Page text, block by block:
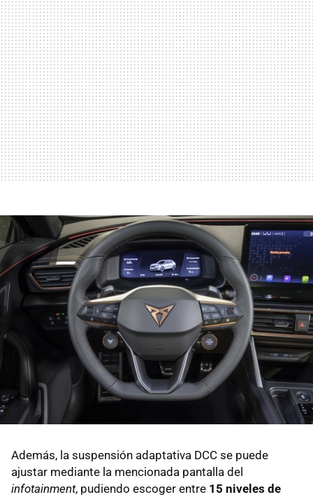
Además, la suspensión adaptativa DCC se puede
ajustar mediante la mencionada pantalla del
infotainment, pudiendo escoger entre 15 niveles de